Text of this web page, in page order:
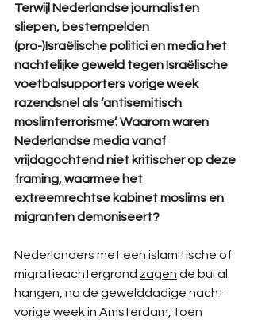
Terwijl Nederlandse journalisten
sliepen, bestempelden
(pro-)Israëlische politici en media het
nachtelijke geweld tegen Israëlische
voetbalsupporters vorige week
razendsnel als ‘antisemitisch
moslimterrorisme’. Waarom waren
Nederlandse media vanaf
vrijdagochtend niet kritischer op deze
framing, waarmee het
extreemrechtse kabinet moslims en
migranten demoniseert?
Nederlanders met een islamitische of
migratieachtergrond zagen de bui al
hangen, na de gewelddadige nacht
vorige week in Amsterdam, toen